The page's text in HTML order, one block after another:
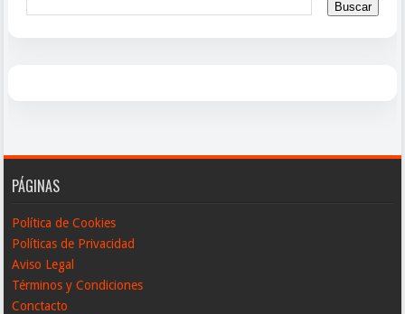
PÁGINAS
Política de Cookies
Políticas de Privacidad
Aviso Legal
Términos y Condiciones
Conctacto